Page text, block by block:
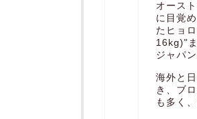
オース
に目覚
たヒョ
16kg)"
ジャパ
海外と
き、ブ
も多く